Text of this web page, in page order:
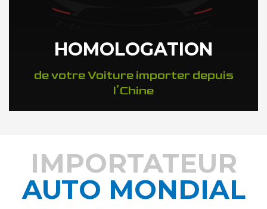
HOMOLOGATION
de votre Voiture importer depuis
l’Chine
DÉCOUVREZ COMMENT
IMPORTATEUR
AUTO MONDIAL